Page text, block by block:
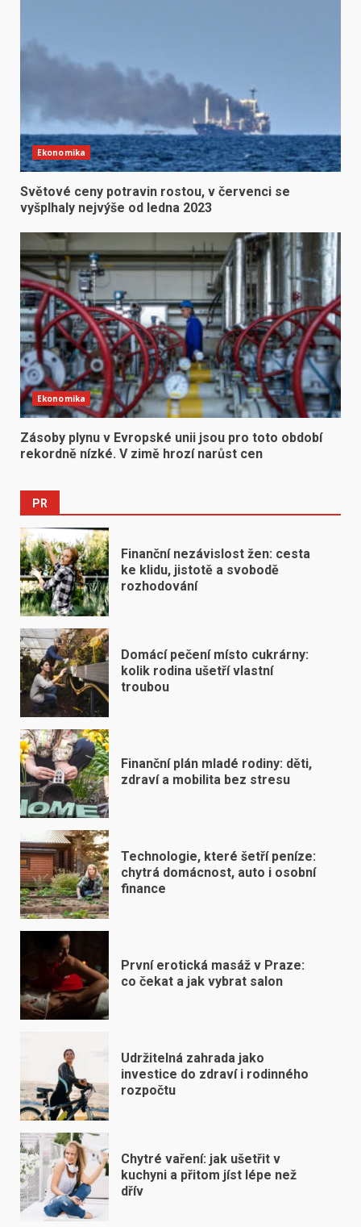
Ekonomika
Světové ceny potravin rostou, v červenci se
vyšplhaly nejvýše od ledna 2023
Ekonomika
Zásoby plynu v Evropské unii jsou pro toto období
rekordně nízké. V zimě hrozí narůst cen
PR
Finanční nezávislost žen: cesta
ke klidu, jistotě a svobodě
rozhodování
Domácí pečení místo cukrárny:
kolik rodina ušetří vlastní
troubou
Finanční plán mladé rodiny: děti,
zdraví a mobilita bez stresu
Technologie, které šetří peníze:
chytrá domácnost, auto i osobní
finance
První erotická masáž v Praze:
co čekat a jak vybrat salon
Udržitelná zahrada jako
investice do zdraví i rodinného
rozpočtu
Chytré vaření: jak ušetřit v
kuchyni a přitom jíst lépe než
dřív